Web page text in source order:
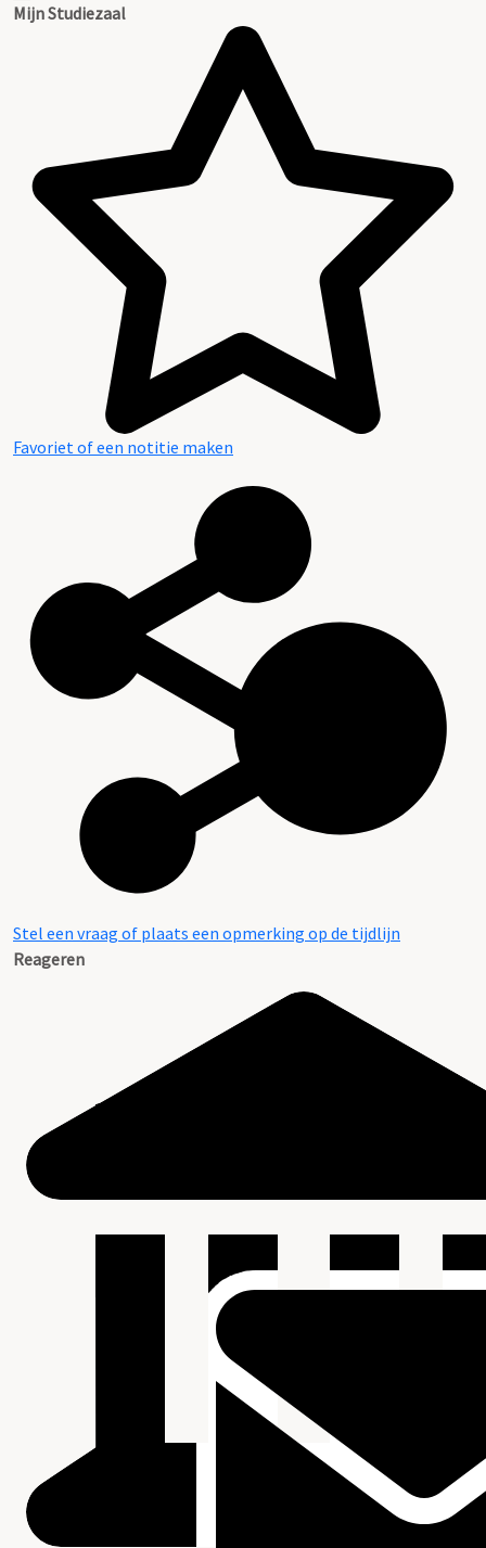
Mijn Studiezaal
Favoriet of een notitie maken
Stel een vraag of plaats een opmerking op de tijdlijn
Reageren